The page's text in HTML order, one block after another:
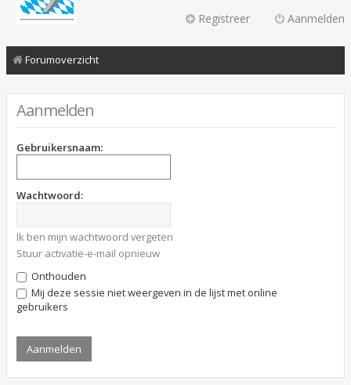
Aanmelden
Registreer
Forumoverzicht
Aanmelden
Gebruikersnaam:
Wachtwoord:
Ik ben mijn wachtwoord vergeten
Stuur activatie-e-mail opnieuw
Onthouden
Mij deze sessie niet weergeven in de lijst met online
gebruikers